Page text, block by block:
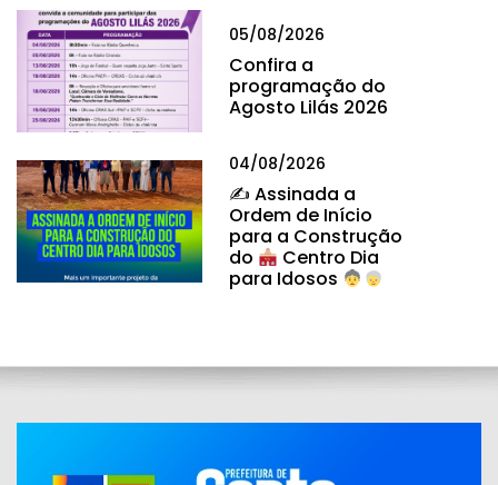
05/08/2026
Confira a
programação do
Agosto Lilás 2026
04/08/2026
✍ Assinada a
Ordem de Início
para a Construção
do
Centro Dia
para Idosos